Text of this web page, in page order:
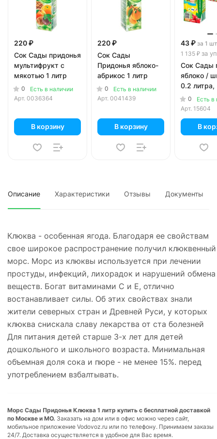
220 ₽
Сок Сады придонья
мультифрукт с
мякотью 1 литр
0
Есть в наличии
Арт. 0036364
В корзину
220 ₽
Сок Сады
Придонья яблоко-
абрикос 1 литр
0
Есть в наличии
Арт. 0041439
В корзину
43 ₽ за 1 шт
1 135 ₽ за уп
Сок Сады
яблоко /
0.2 литра,
уп.0
Есть в
Арт. 15604
В
Описание Характеристики Отзывы Документы
Клюква - особенная ягода. Благодаря ее свойствам
свое широкое распространение получил клюквенный
морс. Морс из клюквы используется при лечении
простуды, инфекций, лихорадок и нарушений обмена
веществ. Богат витаминами С и Е, отлично
востанавливает силы. Об этих свойствах знали
жители северных стран и Древней Руси, у которых
клюква снискала славу лекарства от ста болезней
Для питания детей старше 3-х лет для детей
дошкольного и школьного возраста. Минимальная
объемная доля сока и пюре - не менее 15%. перед
употреблением взбалтывать.
Морс Сады Придонья Клюква 1 литр купить с бесплатной доставкой
по Москве и МО. Заказать на дом или в офис можно через сайт,
мобильное приложение Vodovoz.ru или по телефону. Принимаем заказы
24/7. Доставка осуществляется в удобное для Вас время.